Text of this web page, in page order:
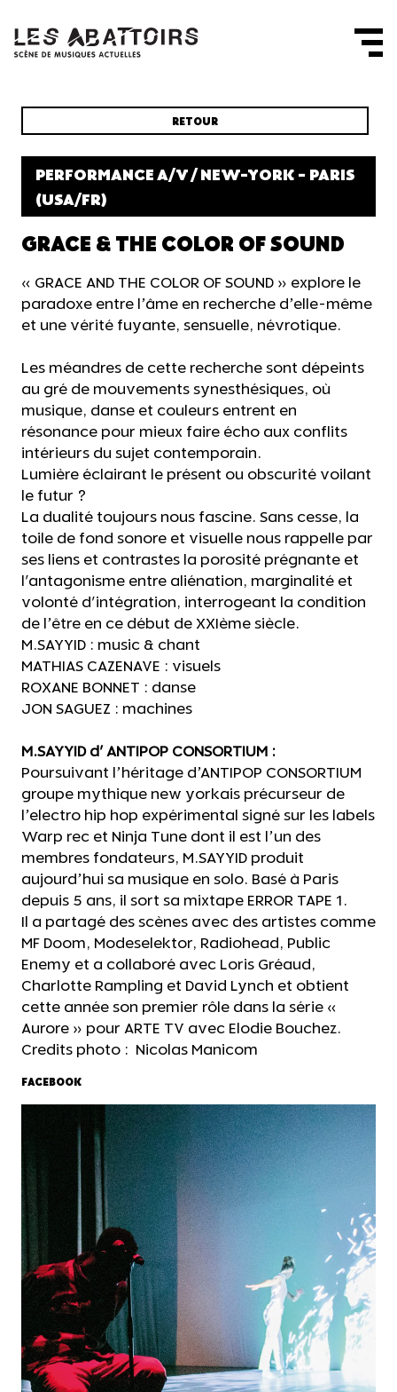
RETOUR
PERFORMANCE A/V / NEW-YORK - PARIS
(USA/FR)
GRACE & THE COLOR OF SOUND
« GRACE AND THE COLOR OF SOUND » explore le
paradoxe entre l’âme en recherche d’elle-même
et une vérité fuyante, sensuelle, névrotique.
Les méandres de cette recherche sont dépeints
au gré de mouvements synesthésiques, où
musique, danse et couleurs entrent en
résonance pour mieux faire écho aux conflits
intérieurs du sujet contemporain.
Lumière éclairant le présent ou obscurité voilant
le futur ?
La dualité toujours nous fascine. Sans cesse, la
toile de fond sonore et visuelle nous rappelle par
ses liens et contrastes la porosité prégnante et
l'antagonisme entre aliénation, marginalité et
volonté d'intégration, interrogeant la condition
de l’être en ce début de XXIème siècle.
M.SAYYID : music & chant
MATHIAS CAZENAVE : visuels
ROXANE BONNET : danse
JON SAGUEZ : machines
M.SAYYID d' ANTIPOP CONSORTIUM :
Poursuivant l’héritage d’ANTIPOP CONSORTIUM
groupe mythique new yorkais précurseur de
l’electro hip hop expérimental signé sur les labels
Warp rec et Ninja Tune dont il est l’un des
membres fondateurs, M.SAYYID produit
aujourd’hui sa musique en solo. Basé à Paris
depuis 5 ans, il sort sa mixtape ERROR TAPE 1.
Il a partagé des scènes avec des artistes comme
MF Doom, Modeselektor, Radiohead, Public
Enemy et a collaboré avec Loris Gréaud,
Charlotte Rampling et David Lynch et obtient
cette année son premier rôle dans la série «
Aurore » pour ARTE TV avec Elodie Bouchez.
Credits photo : Nicolas Manicom
FACEBOOK